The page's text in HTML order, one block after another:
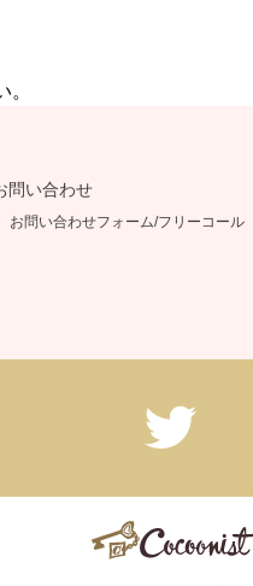
問い合わせ
お問い合わせフォーム/フリーコール